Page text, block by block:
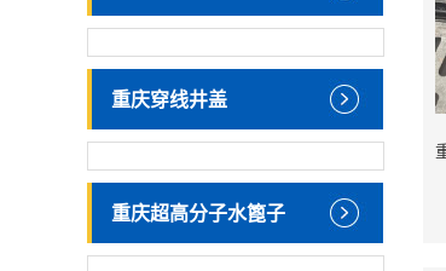
重庆穿线井盖
重庆超高分子水篦子